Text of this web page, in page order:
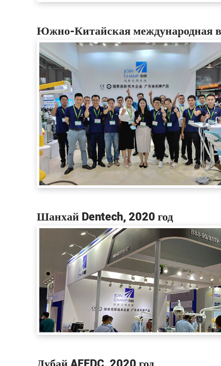
Южно-Китайская международная
Шанхай Dentech, 2020 год